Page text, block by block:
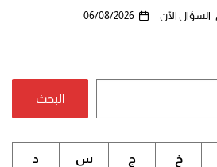
السؤال الآن 06/08/2026
البحث
خ ج س د